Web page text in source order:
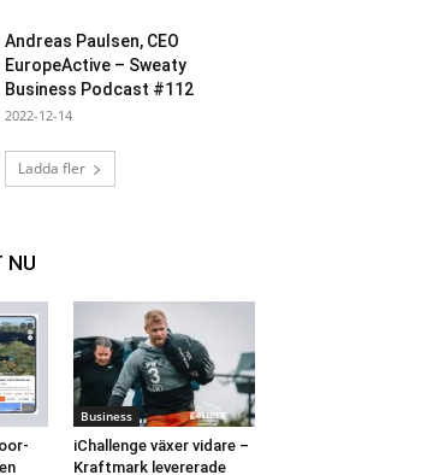
Andreas Paulsen, CEO
EuropeActive – Sweaty
Business Podcast #112
2022-12-14
Ladda fler
NU
Business
iChallenge växer vidare –
Kraftmark levererade